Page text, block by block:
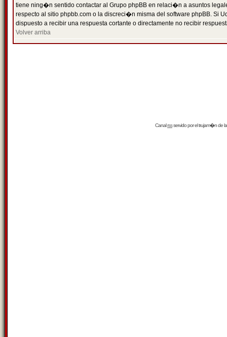
tiene ning�n sentido contactar al Grupo phpBB en relaci�n a asuntos
respecto al sitio phpbb.com o la discreci�n misma del software phpBB. Si
dispuesto a recibir una respuesta cortante o directamente no recibir
Volver arriba
Canalrssservido por eltrujam�nde